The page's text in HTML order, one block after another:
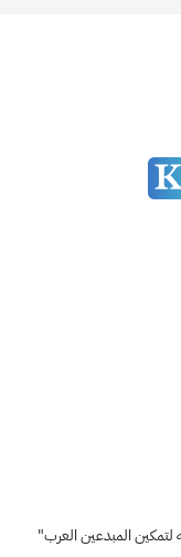
المبدعين العرب"